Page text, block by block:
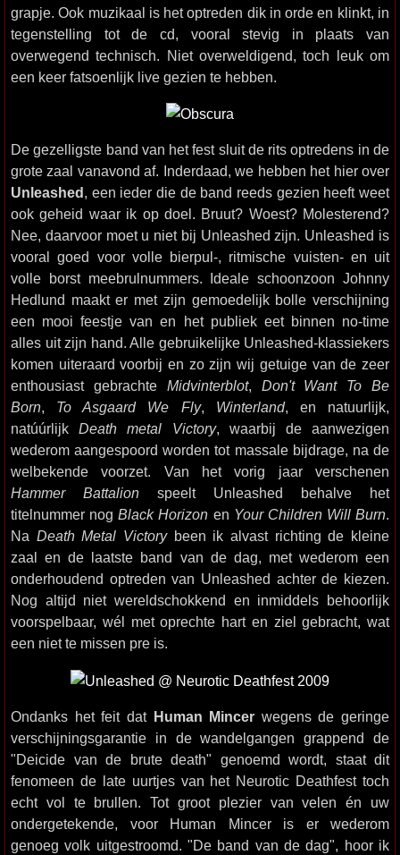
grapje. Ook muzikaal is het optreden dik in orde en klinkt, in
tegenstelling tot de cd, vooral stevig in plaats van
overwegend technisch. Niet overweldigend, toch leuk om
een keer fatsoenlijk live gezien te hebben.
De gezelligste band van het fest sluit de rits optredens in de
grote zaal vanavond af. Inderdaad, we hebben het hier over
Unleashed , een ieder die de band reeds gezien heeft weet
ook geheid waar ik op doel. Bruut? Woest? Molesterend?
Nee, daarvoor moet u niet bij Unleashed zijn. Unleashed is
vooral goed voor volle bierpul-, ritmische vuisten- en uit
volle borst meebrulnummers. Ideale schoonzoon Johnny
Hedlund maakt er met zijn gemoedelijk bolle verschijning
een mooi feestje van en het publiek eet binnen no-time
alles uit zijn hand. Alle gebruikelijke Unleashed-klassiekers
komen uiteraard voorbij en zo zijn wij getuige van de zeer
enthousiast gebrachte Midvinterblot, Don't Want To Be
Born, To Asgaard We Fly, Winterland, en natuurlijk,
natúúrlijkDeath metal Victory, waarbij de aanwezigen
wederom aangespoord worden tot massale bijdrage, na de
welbekende voorzet. Van het vorig jaar verschenen
Hammer Battalion speelt Unleashed behalve het
titelnummer nogBlack Horizon en Your Children Will Burn.
Na Death Metal Victorybeen ik alvast richting de kleine
zaal en de laatste band van de dag, met wederom een
onderhoudend optreden van Unleashed achter de kiezen.
Nog altijd niet wereldschokkend en inmiddels behoorlijk
voorspelbaar, wél met oprechte hart en ziel gebracht, wat
een niet te missen pre is.
Ondanks het feit dat Human Mincer wegens de geringe
verschijningsgarantie in de wandelgangen grappend de
"Deicide van de brute death" genoemd wordt, staat dit
fenomeen de late uurtjes van het Neurotic Deathfest toch
echt vol te brullen. Tot groot plezier van velen én uw
ondergetekende, voor Human Mincer is er wederom
genoeg volk uitgestroomd. "De band van de dag", hoor ik